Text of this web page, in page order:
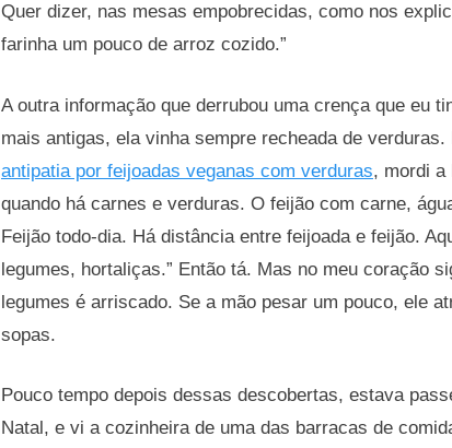
Quer dizer, nas mesas empobrecidas, como nos
farinha um pouco de arroz cozido.”
A outra informação que derrubou uma crença que eu
mais antigas, ela vinha sempre recheada de verduras.
antipatia por feijoadas veganas com verduras, mordi a
quando há carnes e verduras. O feijão com carne,
Feijão todo-dia. Há distância entre feijoada e feijão.
legumes, hortaliças.” Então tá. Mas no meu coração
legumes é arriscado. Se a mão pesar um pouco, ele
sopas.
Pouco tempo depois dessas descobertas, estava
Natal, e vi a cozinheira de uma das barracas de